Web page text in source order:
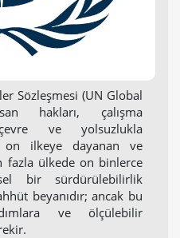
Sözleşmesi (UN Global
hakları, çalışma
ve yolsuzlukla
on ilkeye dayanan ve
fazla ülkede on binlerce
bir sürdürülebilirlik
beyanıdır; ancak bu
ve ölçülebilir